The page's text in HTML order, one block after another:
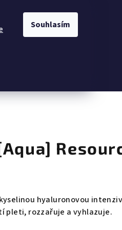
Souhlasím
hyaluronovou
pleti, rozzařuje a vyhlazuje.